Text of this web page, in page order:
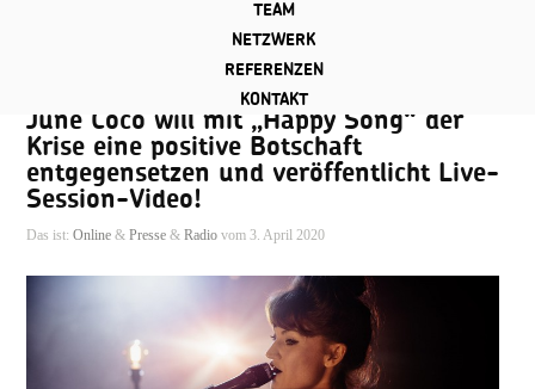
TEAM
NETZWERK
REFERENZEN
KONTAKT
June Cocó will mit „Happy Song“ der
Krise eine positive Botschaft
entgegensetzen und veröffentlicht Live-
Session-Video!
Das ist: Online& Presse& Radiovom 3. April 2020